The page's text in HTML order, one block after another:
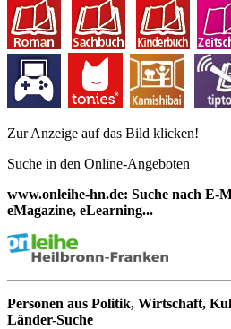
Zur Anzeige auf das Bild klicken!
Suche in den Online-Angeboten
www.onleihe-hn.de: Suche nach E-
eMagazine, eLearning...
Personen aus Politik, Wirtschaft,
Länder-Suche